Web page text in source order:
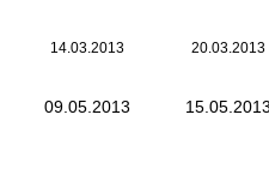
14.03.2013 20.03.2013
09.05.2013 15.05.2013